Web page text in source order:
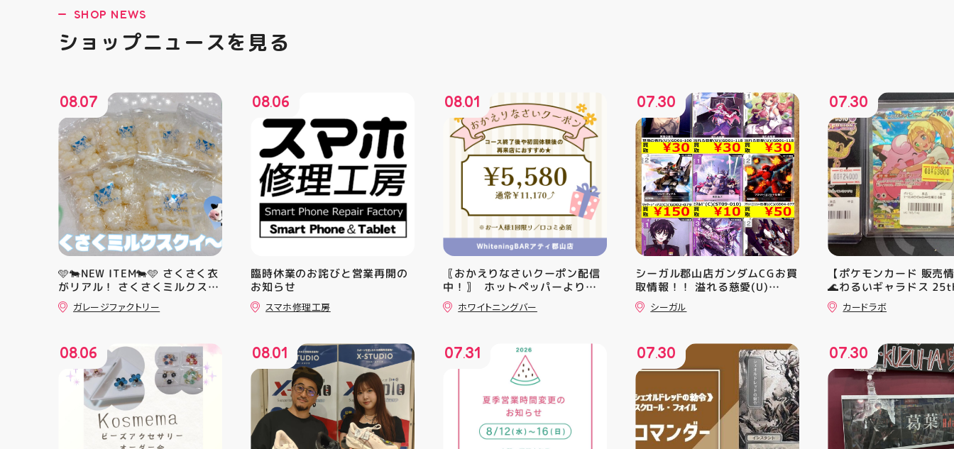
SHOP NEWS
ショップニュースを見る
08.07
🩵🐄NEW ITEM🐄🩵 さくさく衣
がリアル！ さくさくミルクスク
イーズ入荷！ クセになる感触で
すよ 他にもスクイーズ大量入荷
イーズ #アティ郡山 #福島県 #
郡山駅前 #郡山市
ガレージファクトリー
08.06
08.06
臨時休業のお詫びと営業再開の
お知らせ
スマホ修理工房
08.01
08.01
〖おかえりなさいクーポン配信
中！〗 ⁡ ホットペッパーより通
常￥11,170······▸ ￥5️⃣,5️⃣8️⃣0️⃣
のお得なクーポン配信中です★ ⁡
の再来店におすすめです🦷 ⁡ ⁡ お
一人様1回限りのクーポンにな
りますので、是非お試し下さい ⁡
ご予約、ご来店お待ちしており
ます️ #ホワイトニンク #ホワイ
トニングキャンペーン
#whitening #歯が白い #歯の
ホワイトニングバー
07.31
07.30
シーガル郡山店ガンダムCGお買
取情報！！ 溢れる慈愛(U)
(GD01-118) ￥30 覚悟の表れ
(U)(GD01-100) ￥30 ﾌﾗｯﾄ(ﾐﾘ
シーガル
07.30
07.30
【ポケモンカード 販売
🌊わるいギャラドス
ーリエのピッピex 🔮ミ
vmax UR 入荷いたしま
カードラボ
07.30